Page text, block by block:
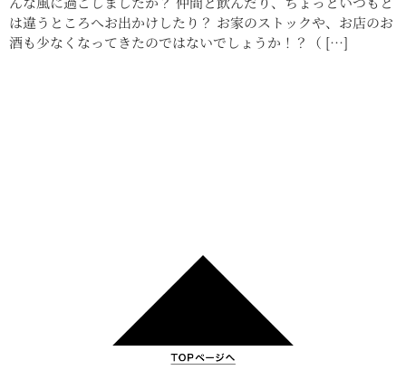
は違うところへお出かけしたり？ お家のストックや、お店のお
酒も少なくなってきたのではないでしょうか！？（ […]